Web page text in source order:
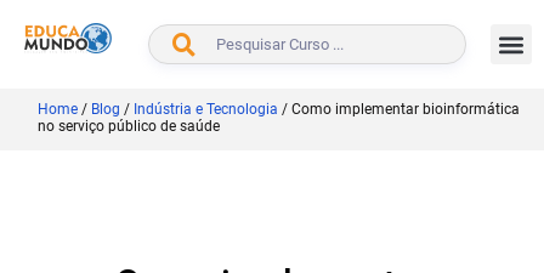
BUSCAR
Home / Blog / Indústria e Tecnologia / Como implementar bioinformática
no serviço público de saúde